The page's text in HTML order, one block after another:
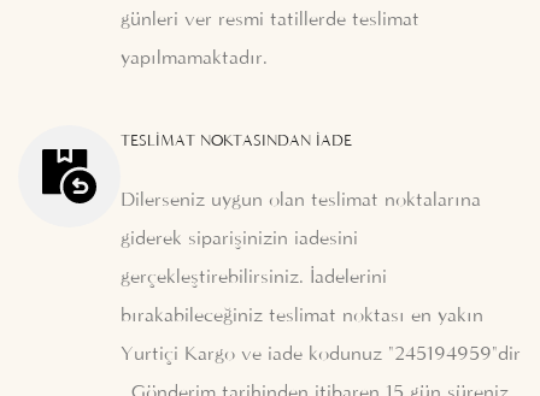
günleri ver resmi tatillerde teslimat
yapılmamaktadır.
TESLIMAT NOKTASINDAN İADE
Dilerseniz uygun olan teslimat noktalarına
giderek siparişinizin iadesini
gerçekleştirebilirsiniz. İadelerini
bırakabileceğiniz teslimat noktası en yakın
Yurtiçi Kargo ve iade kodunuz "245194959"dir